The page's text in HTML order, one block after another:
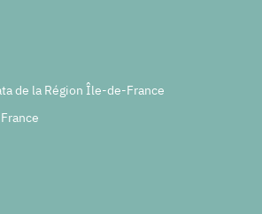
de la Région Île-de-France